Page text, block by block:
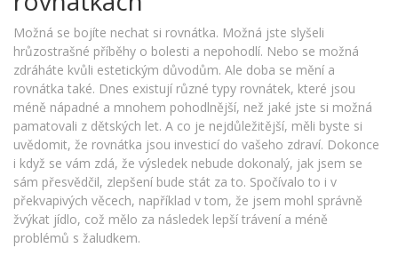
Možná se bojíte nechat si rovnátka. Možná jste slyšeli
hrůzostrašné příběhy o bolesti a nepohodlí. Nebo se možná
zdráháte kvůli estetickým důvodům. Ale doba se mění a
rovnátka také. Dnes existují různé typy rovnátek, které jsou
méně nápadné a mnohem pohodlnější, než jaké jste si možná
pamatovali z dětských let. A co je nejdůležitější, měli byste si
uvědomit, že rovnátka jsou investicí do vašeho zdraví. Dokonce
i když se vám zdá, že výsledek nebude dokonalý, jak jsem se
sám přesvědčil, zlepšení bude stát za to. Spočívalo to i v
překvapivých věcech, například v tom, že jsem mohl správně
žvýkat jídlo, což mělo za následek lepší trávení a méně
problémů s žaludkem.